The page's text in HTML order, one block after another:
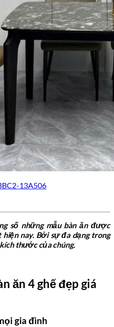
13A506
số những mẫu bàn ăn được
nay. Bởi sự đa dạng trong
thước của chúng.
ăn 4 ghế đẹp giá
gia đình